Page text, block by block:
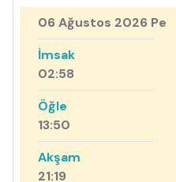
06 Ağustos 2026 Pe
İmsak
02:58
Öğle
13:50
Akşam
21:19